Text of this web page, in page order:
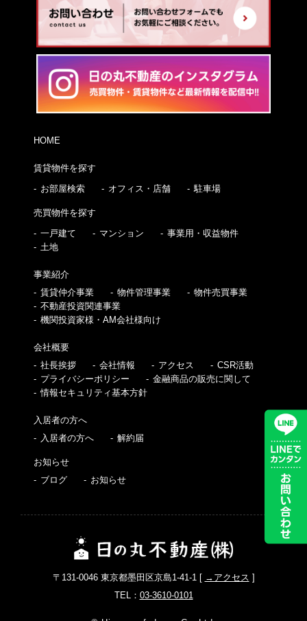
HOME
賃貸物件を探す
お部屋検索
オフィス・店舗 駐車場
売買物件を探す
一戸建て
マンション
事業用・収益物件
土地
事業紹介
賃貸仲介事業
物件管理事業
物件売買事業
不動産投資関連事業
機関投資家様・AM会社様向け
会社概要
社長挨拶
会社情報 アクセス
CSR活動
プライバシーポリシー
金融商品の販売に関して
情報セキュリティ基本方針
入居者の方へ
入居者の方へ
解約届
お知らせ
ブログ
お知らせ
〒131-0046 東京都墨田区京島1-41-1 [ →アクセス ]
TEL： 03-3610-0101